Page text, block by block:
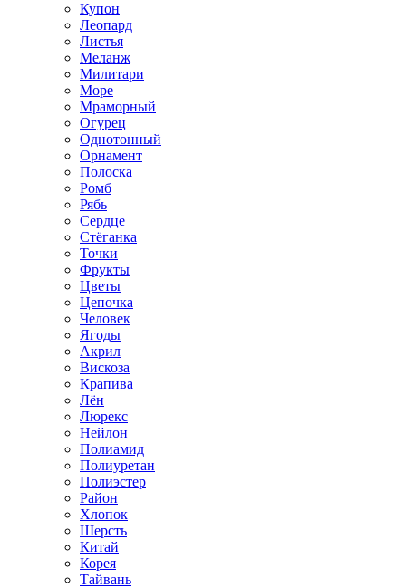
Купон
Леопард
Листья
Меланж
Милитари
Море
Мраморный
Огурец
Однотонный
Орнамент
Полоска
Ромб
Рябь
Сердце
Стёганка
Точки
Фрукты
Цветы
Цепочка
Человек
Ягоды
Акрил
Вискоза
Крапива
Лён
Люрекс
Нейлон
Полиамид
Полиуретан
Полиэстер
Район
Хлопок
Шерсть
Китай
Корея
Тайвань